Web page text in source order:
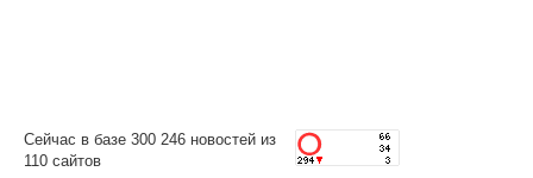
Сейчас в базе 300 246 новостей из
110 сайтов